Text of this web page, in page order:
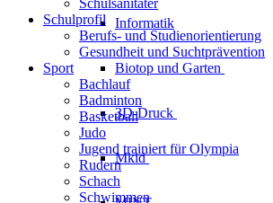
Informatik
Biotop und Garten
3D-Druck
Mkid
Schulprofil
Berufs- und Studienorientierung
Gesundheit und Suchtprävention
Sport
Bachlauf
Badminton
Basketball
Judo
Jugend trainiert für Olympia
Rudern
Schach
Schwimmen